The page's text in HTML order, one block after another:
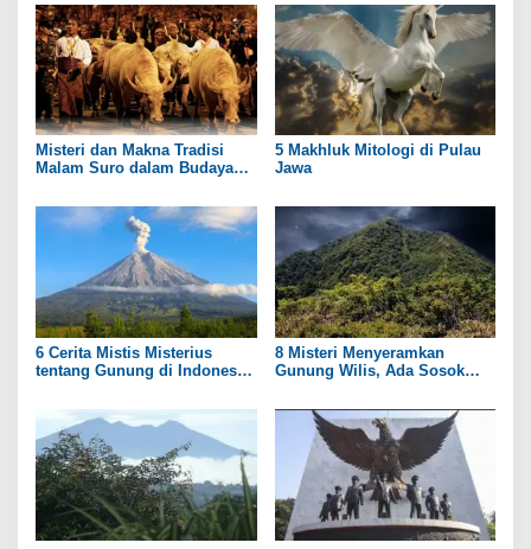
Misteri dan Makna Tradisi
Malam Suro dalam Budaya
5 Makhluk Mitologi di Pulau
Jawa
6 Cerita Mistis Misterius
tentang Gunung di Indonesia
8 Misteri Menyeramkan
Gunung Wilis, Ada Sosok